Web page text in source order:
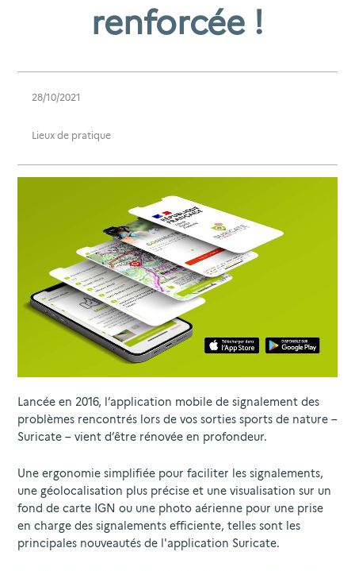
renforcée !
28/10/2021
Lieux de pratique
Lancée en 2016, l’application mobile de signalement des
problèmes rencontrés lors de vos sorties sports de nature –
Suricate – vient d’être rénovée en profondeur.
Une ergonomie simplifiée pour faciliter les signalements,
une géolocalisation plus précise et une visualisation sur un
fond de carte IGN ou une photo aérienne pour une prise
en charge des signalements efficiente, telles sont les
principales nouveautés de l'application Suricate.